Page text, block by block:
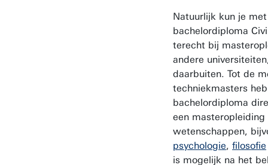
Natuurlijk kun je
bachelordiploma
terecht bij
andere
daarbuiten. Tot de
techniekmasters
bachelordiploma
een masteropleiding
wetenschappen,
psychologie, filosofie
is mogelijk na het